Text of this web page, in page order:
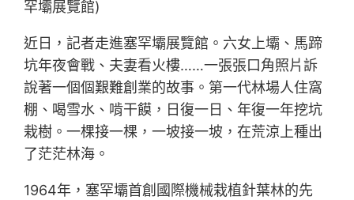
罕壩展覽館)
近日，記者走進塞罕壩展覽館。六女上壩、馬蹄
坑年夜會戰、夫妻看火樓……一張張口角照片訴
說著一個個艱難創業的故事。第一代林場人住窩
棚、喝雪水、啃干饃，日復一日、年復一年挖坑
栽樹。一棵接一棵，一坡接一坡，在荒涼上種出
了茫茫林海。
1964年，塞罕壩首創國際機械栽植針葉林的先